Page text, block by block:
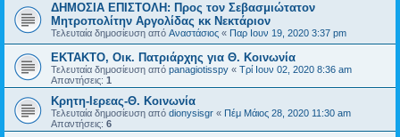
ΔΗΜΟΣΙΑ ΕΠΙΣΤΟΛΗ: Προς τον Σεβασμιώτατον
Μητροπολίτην Αργολίδας κκ Νεκτάριον
Τελευταία δημοσίευση από Αναστάσιος « Παρ Ιουν 19, 2020 3:37 pm
ΕΚΤΑΚΤΟ, Οικ. Πατριάρχης για Θ. Κοινωνία
Τελευταία δημοσίευση από panagiotisspy « Τρί Ιουν 02, 2020 8:36 am
Απαντήσεις: 1
Κρητη-Ιερεας-Θ. Κοινωνία
Τελευταία δημοσίευση από dionysisgr « Πέμ Μάιος 28, 2020 11:30 am
Απαντήσεις: 6